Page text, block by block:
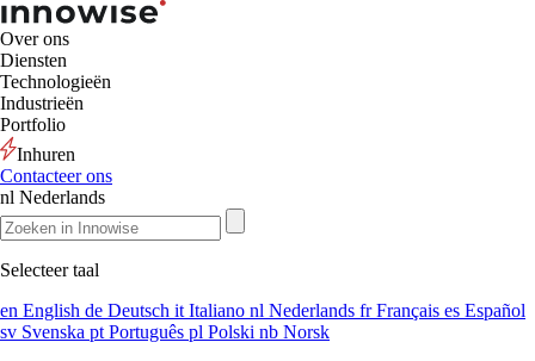
Over ons
Diensten
Technologieën
Industrieën
Portfolio
Inhuren
Contacteer ons
nl Nederlands
Selecteer taal
en English de Deutsch it Italiano nl Nederlands frFrançais es Español
sv Svenska pt Português pl Polski nb Norsk